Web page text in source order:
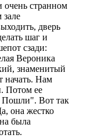
очень странном
дверь
шаг и
сзади:
Вероника
знаменитый
начать. Нам
Потом ее
Пошли". Вот так
она жестко
была